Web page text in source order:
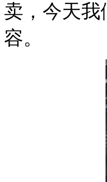
卖，今天我
容。